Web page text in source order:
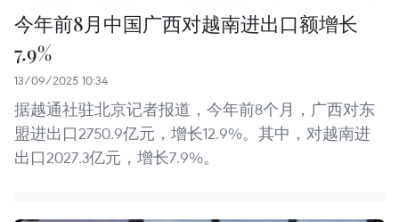
今年前8月中国广西对越南进出口额增长
7.9%
13/09/2025 10:34
据越通社驻北京记者报道，今年前8个月，广西对东
盟进出口2750.9亿元，增长12.9%。其中，对越南进
出口2027.3亿元，增长7.9%。